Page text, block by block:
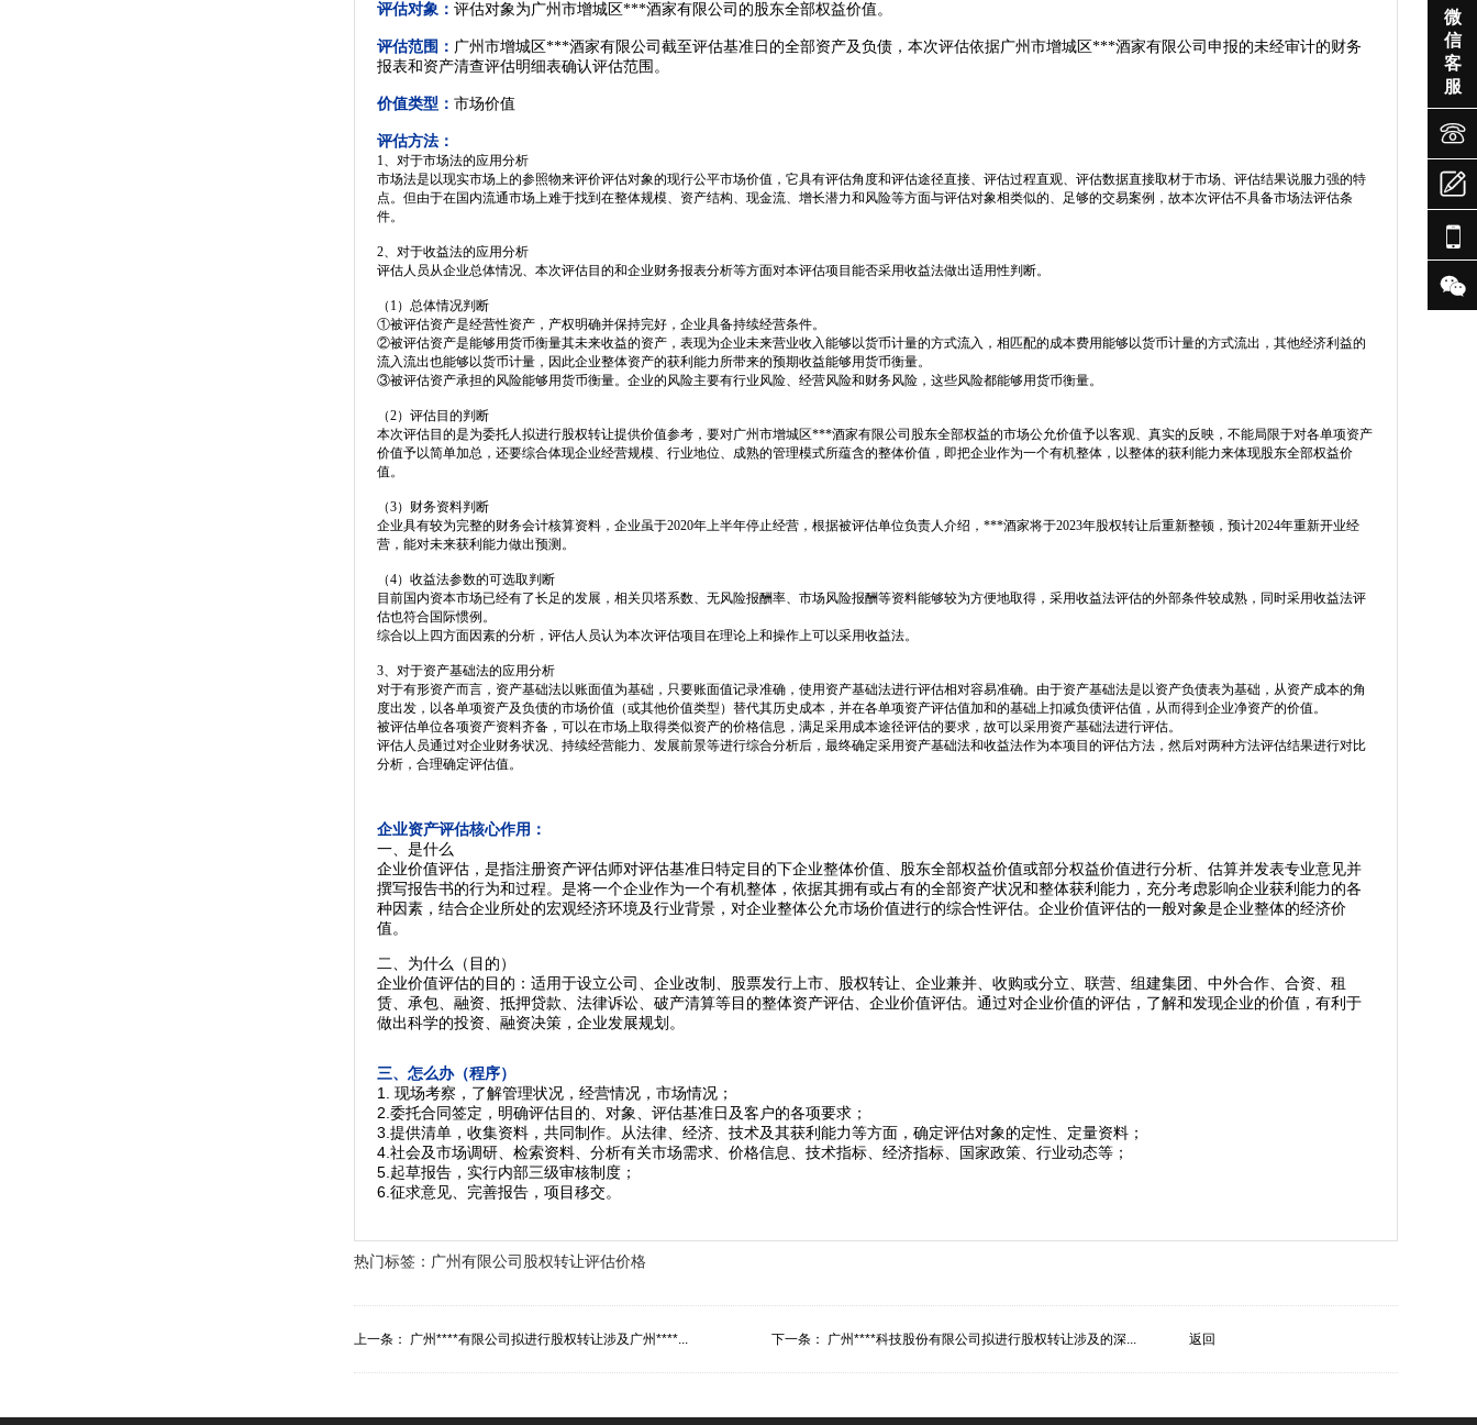
评估对象： 评估对象为广州市增城区***酒家有限公司的股东全部权益价值。
评估范围： 广州市增城区***酒家有限公司截至评估基准日的全部资产及负债，本次评估依据广州市增城区***酒家有限公司申报的未经审计的财务
报表和资产清查评估明细表确认评估范围。
价值类型： 市场价值
评估方法：
1、对于市场法的应用分析
市场法是以现实市场上的参照物来评价评估对象的现行公平市场价值，它具有评估角度和评估途径直接、评估过程直观、评估数据直接取材于市场、评估结果说服力强的特
点。但由于在国内流通市场上难于找到在整体规模、资产结构、现金流、增长潜力和风险等方面与评估对象相类似的、足够的交易案例，故本次评估不具备市场法评估条
件。
2、对于收益法的应用分析
评估人员从企业总体情况、本次评估目的和企业财务报表分析等方面对本评估项目能否采用收益法做出适用性判断。
（1）总体情况判断
①被评估资产是经营性资产，产权明确并保持完好，企业具备持续经营条件。
②被评估资产是能够用货币衡量其未来收益的资产，表现为企业未来营业收入能够以货币计量的方式流入，相匹配的成本费用能够以货币计量的方式流出，其他经济利益的
流入流出也能够以货币计量，因此企业整体资产的获利能力所带来的预期收益能够用货币衡量。
③被评估资产承担的风险能够用货币衡量。企业的风险主要有行业风险、经营风险和财务风险，这些风险都能够用货币衡量。
（2）评估目的判断
本次评估目的是为委托人拟进行股权转让提供价值参考，要对广州市增城区***酒家有限公司股东全部权益的市场公允价值予以客观、真实的反映，不能局限于对各单项资产
价值予以简单加总，还要综合体现企业经营规模、行业地位、成熟的管理模式所蕴含的整体价值，即把企业作为一个有机整体，以整体的获利能力来体现股东全部权益价
值。
（3）财务资料判断
企业具有较为完整的财务会计核算资料，企业虽于2020年上半年停止经营，根据被评估单位负责人介绍，***酒家将于2023年股权转让后重新整顿，预计2024年重新开业经
营，能对未来获利能力做出预测。
（4）收益法参数的可选取判断
目前国内资本市场已经有了长足的发展，相关贝塔系数、无风险报酬率、市场风险报酬等资料能够较为方便地取得，采用收益法评估的外部条件较成熟，同时采用收益法评
估也符合国际惯例。
综合以上四方面因素的分析，评估人员认为本次评估项目在理论上和操作上可以采用收益法。
3、对于资产基础法的应用分析
对于有形资产而言，资产基础法以账面值为基础，只要账面值记录准确，使用资产基础法进行评估相对容易准确。由于资产基础法是以资产负债表为基础，从资产成本的角
度出发，以各单项资产及负债的市场价值（或其他价值类型）替代其历史成本，并在各单项资产评估值加和的基础上扣减负债评估值，从而得到企业净资产的价值。
被评估单位各项资产资料齐备，可以在市场上取得类似资产的价格信息，满足采用成本途径评估的要求，故可以采用资产基础法进行评估。
评估人员通过对企业财务状况、持续经营能力、发展前景等进行综合分析后，最终确定采用资产基础法和收益法作为本项目的评估方法，然后对两种方法评估结果进行对比
分析，合理确定评估值。
企业资产评估核心作用：
一、是什么
企业价值评估，是指注册资产评估师对评估基准日特定目的下企业整体价值、股东全部权益价值或部分权益价值进行分析、估算并发表专业意见并
撰写报告书的行为和过程。是将一个企业作为一个有机整体，依据其拥有或占有的全部资产状况和整体获利能力，充分考虑影响企业获利能力的各
种因素，结合企业所处的宏观经济环境及行业背景，对企业整体公允市场价值进行的综合性评估。企业价值评估的一般对象是企业整体的经济价
值。
二、为什么（目的）
企业价值评估的目的：适用于设立公司、企业改制、股票发行上市、股权转让、企业兼并、收购或分立、联营、组建集团、中外合作、合资、租
赁、承包、融资、抵押贷款、法律诉讼、破产清算等目的整体资产评估、企业价值评估。 通过对企业价值的评估，了解和发现企业的价值，有利于
做出科学的投资、融资决策，企业发展规划。
三、怎么办（程序）
1. 现场考察，了解管理状况，经营情况，市场情况；
2.委托合同签定，明确评估目的、对象、评估基准日及客户的各项要求；
3.提供清单，收集资料，共同制作。从法律、经济、技术及其获利能力等方面，确定评估对象的定性、定量资料；
4.社会及市场调研、检索资料、分析有关市场需求、价格信息、技术指标、经济指标、国家政策、行业动态等；
5.起草报告，实行内部三级审核制度；
6.征求意见、完善报告，项目移交。
热门标签： 广州有限公司股权转让评估价格
上一条： 广州****有限公司拟进行股权转让涉及广州****... 下一条： 广州****科技股份有限公司拟进行股权转让涉及的深... 返回

微
信
客
服



